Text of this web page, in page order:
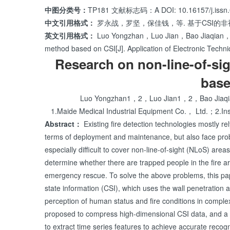
中图分类号： TP181 文献标志码：A DOI: 10.16157/
中文引用格式： 罗永战，罗坚，保佳钱，等. 基于CSI的
英文引用格式： Luo Yongzhan，Luo Jian，Bao Jiaqian
method based on CSI[J]. Application of Electronic
Research on non-line-of-
Luo Yongzhan1，2，Luo Jian1，2，Bao
1.Maide Medical Industrial Equipment Co.， Ltd.；
Abstract： Existing fire detection technologies mostly
terms of deployment and maintenance, but also face
especially difficult to cover non-line-of-sight (NLoS)
determine whether there are trapped people in the fire
emergency rescue. To solve the above problems, this
state information (CSI), which uses the wall penetration
perception of human status and fire conditions in
proposed to compress high-dimensional CSI data, and
to extract time series features to achieve accurate